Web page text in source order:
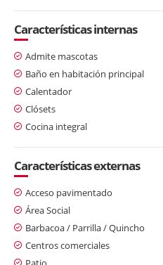
Características internas
Admite mascotas
Baño en habitación principal
Calentador
Clósets
Cocina integral
Características externas
Acceso pavimentado
Área Social
Barbacoa / Parrilla / Quincho
Centros comerciales